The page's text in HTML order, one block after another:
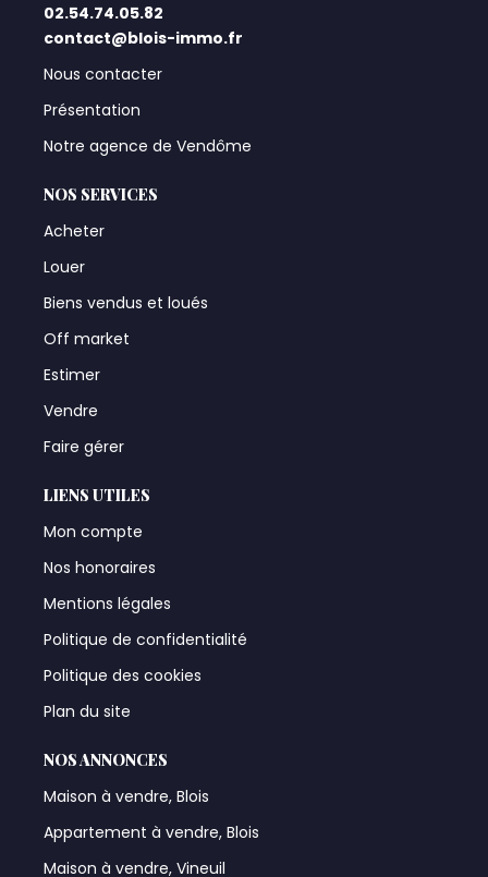
02.54.74.05.82
contact@blois-immo.fr
Nous contacter
Présentation
Notre agence de Vendôme
NOS SERVICES
Acheter
Louer
Biens vendus et loués
Off market
Estimer
Vendre
Faire gérer
LIENS UTILES
Mon compte
Nos honoraires
Mentions légales
Politique de confidentialité
Politique des cookies
Plan du site
NOS ANNONCES
Maison à vendre, Blois
Appartement à vendre, Blois
Maison à vendre, Vineuil